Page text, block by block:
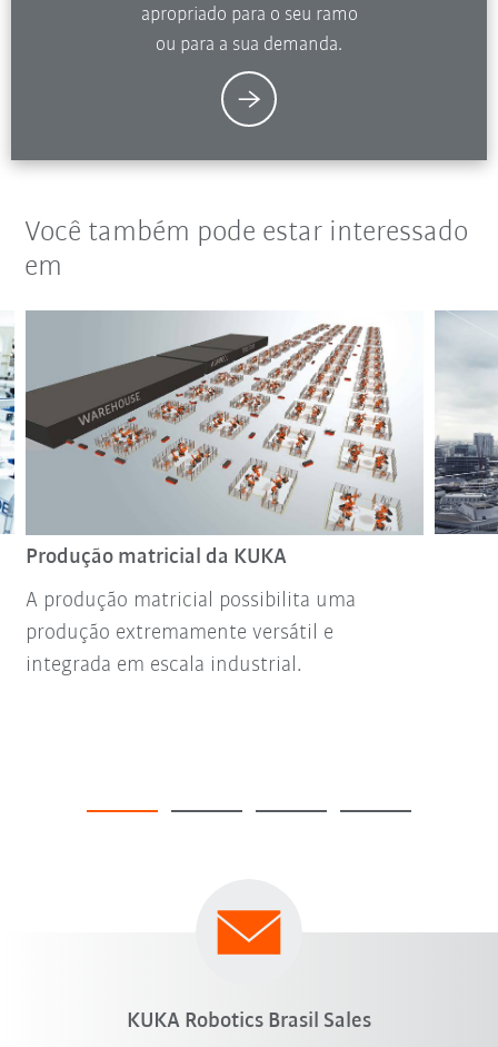
apropriado para o seu ramo
ou para a sua demanda.
Você também pode estar interessado
em
Produção matricial da KUKA
A produção matricial possibilita uma
produção extremamente versátil e
integrada em escala industrial.
KUKA Robotics Brasil Sales